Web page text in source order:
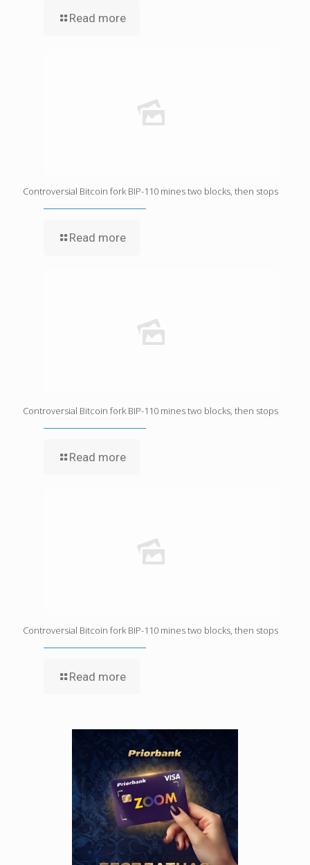
Read more
Controversial Bitcoin fork BIP-110 mines two blocks, then stops
Read more
Controversial Bitcoin fork BIP-110 mines two blocks, then stops
Read more
Controversial Bitcoin fork BIP-110 mines two blocks, then stops
Read more